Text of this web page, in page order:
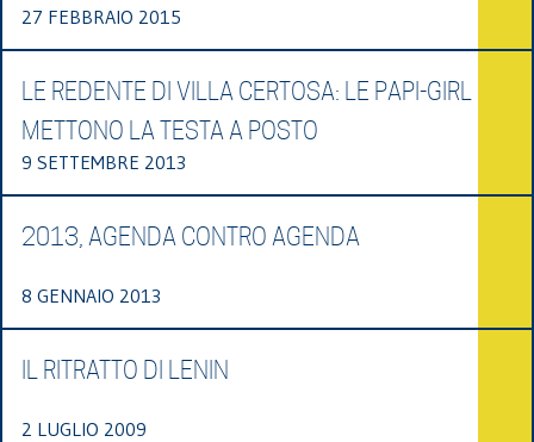
27 FEBBRAIO 2015
LE REDENTE DI VILLA CERTOSA: LE PAPI-GIRL
METTONO LA TESTA A POSTO
9 SETTEMBRE 2013
2013, AGENDA CONTRO AGENDA
8 GENNAIO 2013
IL RITRATTO DI LENIN
2 LUGLIO 2009